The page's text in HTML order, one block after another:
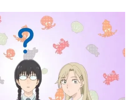
メに登場する「いかじま駅」を再現
した...
返り一挙放送が決定。放送後1週間、
無料で視聴可能です。第6話「シトシ
ト チカチカ」あらすじふみに好き
な人ができた！ 親友と初めて恋バ
ナをして、みつみはちょっとふわふ
わ気分。でも、今日が期末考査の出
題範囲の発表日だと気づくと、そん
なものは吹き飛んでしまった。みつ